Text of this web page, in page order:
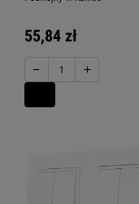
55,84 zł
− +